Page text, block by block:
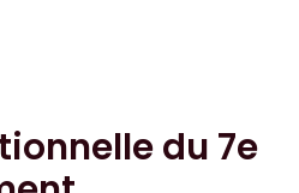
du 7e